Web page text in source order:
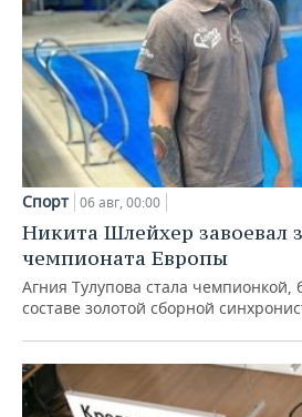
Спорт 06 авг, 00:00
Никита Шлейхер завоевал
чемпионата Европы
Агния Тулупова стала чемпионкой,
составе золотой сборной